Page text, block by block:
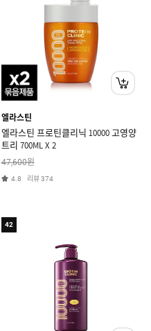
엘라스틴
엘라스틴 프로틴클리닉 10000 고영양
트리 700ML X 2
47,600원
4.8 리뷰374
42